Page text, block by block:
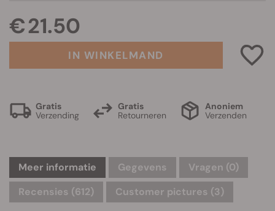
€ 21.50
IN WINKELMAND
Gratis
Verzending
Gratis
Retourneren
Anoniem
Verzenden
Meer informatie Gegevens Vragen (0)
Recensies (612)
Customer pictures (3)